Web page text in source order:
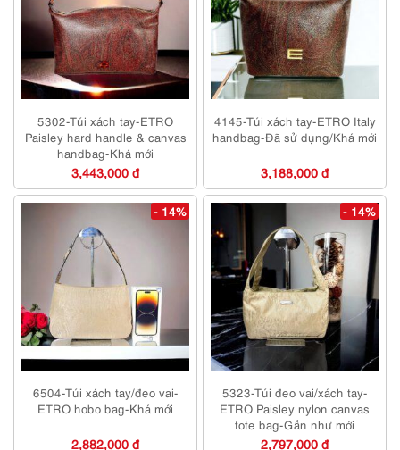
5302-Túi xách tay-ETRO
Paisley hard handle & canvas
handbag-Khá mới
3,443,000 đ
4145-Túi xách tay-ETRO Italy
handbag-Đã sử dụng/Khá mới
3,188,000 đ
- 14%
6504-Túi xách tay/đeo vai-
ETRO hobo bag-Khá mới
2,882,000 đ
- 14%
5323-Túi đeo vai/xách tay-
ETRO Paisley nylon canvas
tote bag-Gần như mới
2,797,000 đ